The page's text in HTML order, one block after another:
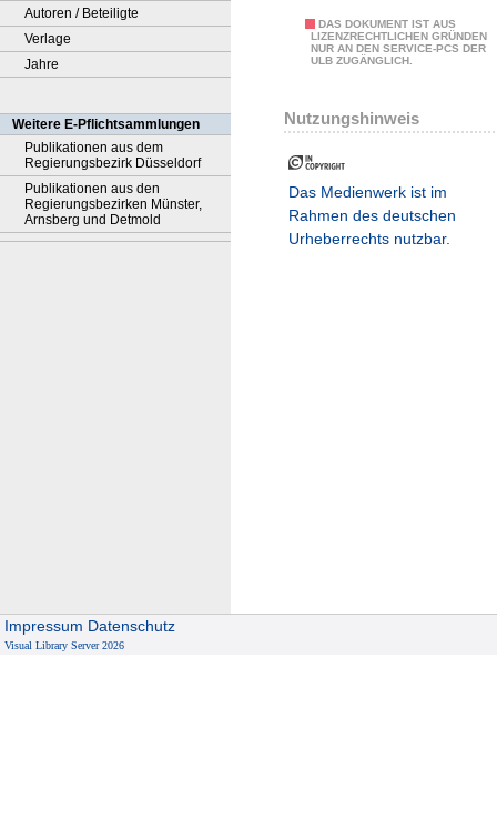
Autoren / Beteiligte
Verlage
Jahre
Weitere E-Pflichtsammlungen
Publikationen aus dem
Regierungsbezirk Düsseldorf
Publikationen aus den
Regierungsbezirken Münster,
Arnsberg und Detmold
DAS DOKUMENT IST AUS
LIZENZRECHTLICHEN GRÜNDEN
NUR AN DEN SERVICE-PCS DER
ULB ZUGÄNGLICH.
Nutzungshinweis
Das Medienwerk ist im
Rahmen des deutschen
Urheberrechts nutzbar.
Impressum Datenschutz
Visual Library Server 2026